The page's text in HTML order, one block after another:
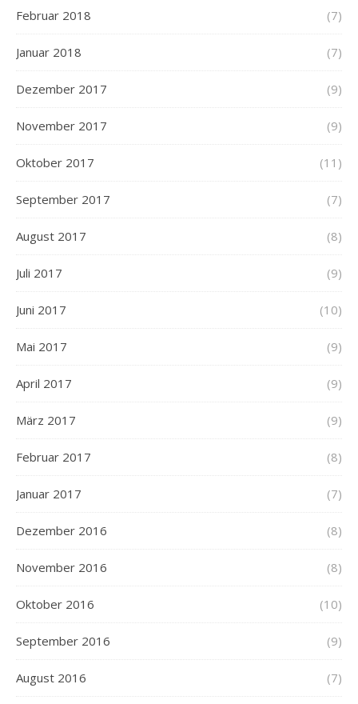
Februar 2018 (7)
Januar 2018 (7)
Dezember 2017 (9)
November 2017 (9)
Oktober 2017 (11)
September 2017 (7)
August 2017 (8)
Juli 2017 (9)
Juni 2017 (10)
Mai 2017 (9)
April 2017 (9)
März 2017 (9)
Februar 2017 (8)
Januar 2017 (7)
Dezember 2016 (8)
November 2016 (8)
Oktober 2016 (10)
September 2016 (9)
August 2016 (7)